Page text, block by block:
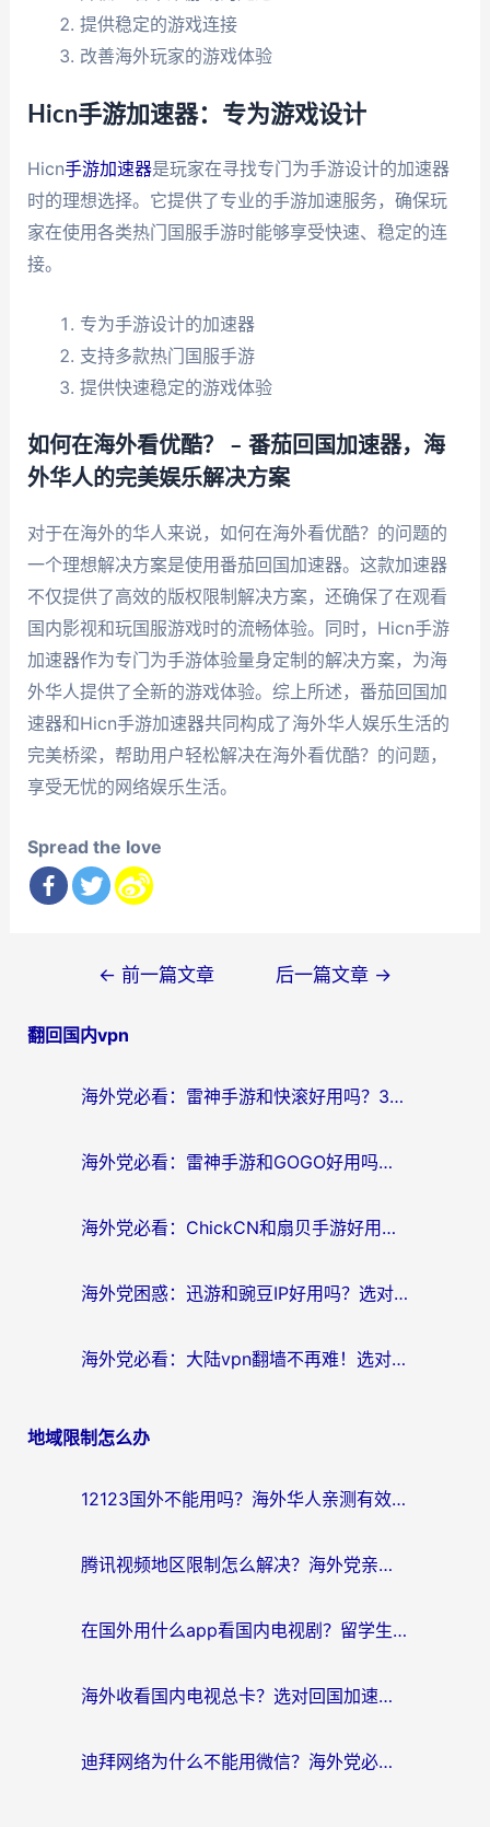
提供稳定的游戏连接
改善海外玩家的游戏体验
Hicn手游加速器：专为游戏设计
Hicn手游加速器是玩家在寻找专门为手游设计的加速器
时的理想选择。它提供了专业的手游加速服务，确保玩
家在使用各类热门国服手游时能够享受快速、稳定的连
接。
专为手游设计的加速器
支持多款热门国服手游
提供快速稳定的游戏体验
如何在海外看优酷？ – 番茄回国加速器，海
外华人的完美娱乐解决方案
对于在海外的华人来说，如何在海外看优酷？的问题的
一个理想解决方案是使用番茄回国加速器。这款加速器
不仅提供了高效的版权限制解决方案，还确保了在观看
国内影视和玩国服游戏时的流畅体验。同时，Hicn手游
加速器作为专门为手游体验量身定制的解决方案，为海
外华人提供了全新的游戏体验。综上所述，番茄回国加
速器和Hicn手游加速器共同构成了海外华人娱乐生活的
完美桥梁，帮助用户轻松解决在海外看优酷？的问题，
享受无忧的网络娱乐生活。
Spread the love
导
← 前一篇文章 后一篇文章 →
翻回国内vpn
海外党必看：雷神手游和快滚好用吗？3步选对回国加速器无缝刷国内资源
海外党必看：雷神手游和GOGO好用吗？3步选对回国加速器，无缝刷剧玩原神
海外党必看：ChickCN和扇贝手游好用吗？3步选对回国加速器无缝刷国内资源
海外党困惑：迅游和豌豆IP好用吗？选对回国加速器，刷剧游戏再也不卡
海外党必看：大陆vpn翻墙不再难！选对加速器，无缝刷国内资源
地域限制怎么办
12123国外不能用吗？海外华人亲测有效的回国加速方案来了
腾讯视频地区限制怎么解决？海外党亲测有效的回国加速器选择指南
在国外用什么app看国内电视剧？留学生亲测有效的回国加速方案
海外收看国内电视总卡？选对回国加速器，让你流畅追《狂飙》《长相思》
迪拜网络为什么不能用微信？海外党必看的回国加速解决方案